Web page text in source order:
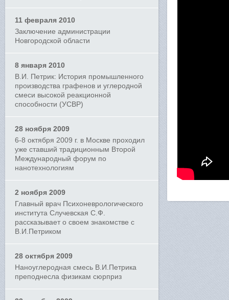
11 февраля 2010
Заключение администрации
Новгородской области
8 января 2010
В.И. Петрик: История промышленного
производства графенов и углеродной
смеси высокой реакционной
способности (УСВР)
28 ноября 2009
6-8 октября 2009 г. в Москве проходил
уже ставший традиционным Второй
Международный форум по
нанотехнологиям
2 ноября 2009
Главный врач Психоневрологического
института Случевская С.Ф.
рассказывает о своем знакомстве с
В.И.Петриком
28 октября 2009
Наноуглеродная смесь В.И.Петрика
преподнесла физикам сюрприз